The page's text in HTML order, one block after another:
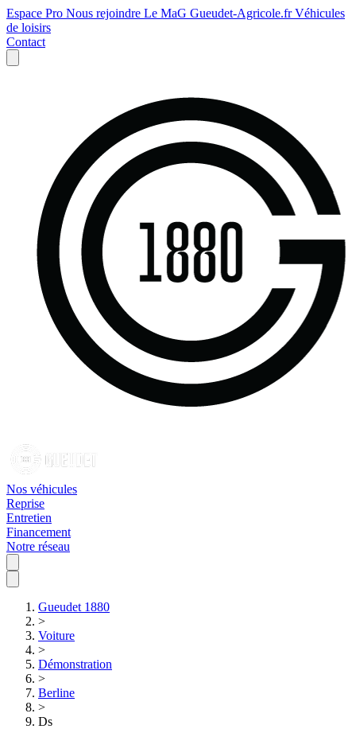
Espace Pro Nous rejoindre Le MaG Gueudet-Agricole.frVéhicules
de loisirs
Contact
Nos véhicules
Reprise
Entretien
Financement
Notre réseau
Gueudet 1880
>
Voiture
>
Démonstration
>
Berline
>
Ds